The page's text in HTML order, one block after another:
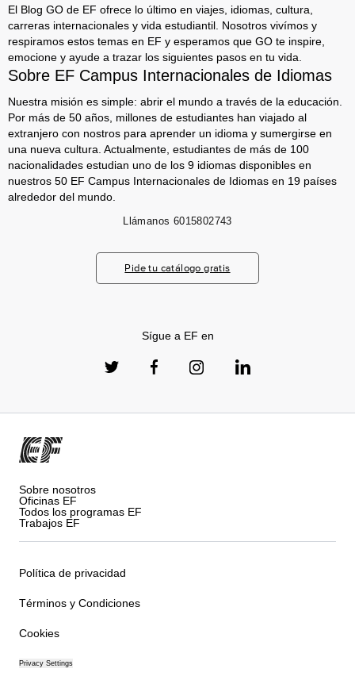
El Blog GO de EF ofrece lo último en viajes, idiomas, cultura,
carreras internacionales y vida estudiantil. Nosotros vivímos y
respiramos estos temas en EF y esperamos que GO te inspire,
emocione y ayude a trazar los siguientes pasos en tu vida.
Sobre EF Campus Internacionales de Idiomas
Nuestra misión es simple: abrir el mundo a través de la educación.
Por más de 50 años, millones de estudiantes han viajado al
extranjero con nostros para aprender un idioma y sumergirse en
una nueva cultura. Actualmente, estudiantes de más de 100
nacionalidades estudian uno de los 9 idiomas disponibles en
nuestros 50 EF Campus Internacionales de Idiomas en 19 países
alrededor del mundo.
Llámanos 6015802743
Pide tu catálogo gratis
Sígue a EF en
Sobre nosotros
Oficinas EF
Todos los programas EF
Trabajos EF
Política de privacidad
Términos y Condiciones
Cookies
Privacy Settings